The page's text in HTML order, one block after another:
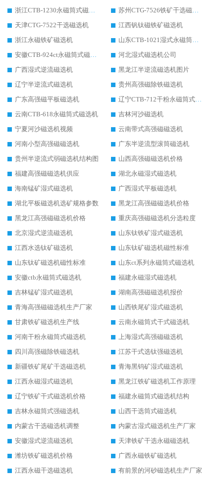
浙江CTB-1230永磁筒式磁选机生产厂家
苏州CTG-7526铁矿干选磁选机
天津CTG-7522干选磁选机
江西钒钛磁铁矿磁选机
浙江永磁铁矿磁选机
山东CTB-1021湿式永磁筒式磁选机
安徽CTB-924ct永磁筒式磁选机
河北湿式磁选机公司
广西湿式逆流磁选机
黑龙江半逆流磁选机图片
辽宁半逆流式磁选机
贵州高强磁除铁磁选机
广东高强磁平板磁选机
辽宁CTB-712干粉永磁筒式磁选机
云南CTB-618永磁筒式磁选机
吉林河沙磁选机
宁夏河沙磁选机视频
云南带式高强磁磁选机
河南小型高强磁磁选机
广东半逆流型滚筒磁选机
贵州半逆流式弱磁选机结构图
山西高强磁磁选机价格
福建高强磁磁选机供应
湖北永磁湿式磁选机
海南锰矿湿式磁选机
广西湿式平板磁选机
湖北平板磁选机选矿规格参数
黑龙江高强磁磁选机价格
黑龙江高强磁磁选机价格
重庆高强磁磁选机分选粒度
北京湿式逆流磁选机
山东钛铁矿湿式磁选机
江西水选钛矿磁选机
山东钛矿磁选机磁性标准
山东钛矿磁选机磁性标准
山东ct系列永磁筒式磁选机
安徽ctb永磁筒式磁选机
福建永磁湿式磁选机
吉林锰矿湿式磁选机
湖南高强磁磁选机报价
青海高强磁磁选机生产厂家
山西铁尾矿湿式磁选机
甘肃铁矿磁选机生产线
云南永磁筒式干式磁选机
河南干粉永磁筒式磁选机
上海湿式高强磁磁选机
四川高强磁除铁磁选机
江苏干式选钛强磁选机
新疆铁矿尾矿干选磁选机
青海黑钨矿湿式磁选机
江西永磁湿式磁选机
黑龙江铁矿磁选机工作原理
辽宁铁矿干式磁选机价格
福建永磁筒式磁选机结构
吉林永磁筒式强磁选机
山西干选筒式磁选机
内蒙古干选磁选机调整
内蒙古湿式磁选机生产厂家
安徽湿式逆流磁选机
天津铁矿干选永磁磁选机
潍坊铁矿磁选机价格
广西永磁铁矿磁选机
江西永磁干选磁选机
有前景的河砂磁选机生产厂家